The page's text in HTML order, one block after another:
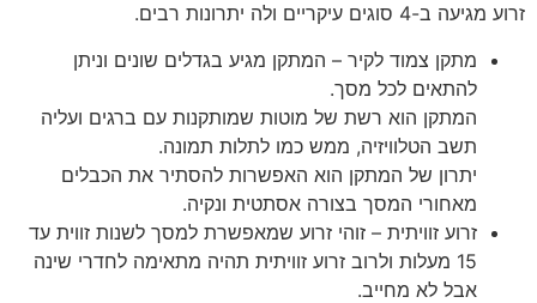
זרוע מגיעה ב-4 סוגים עיקריים ולה יתרונות רבים.
מתקן צמוד לקיר – המתקן מגיע בגדלים שונים וניתן
להתאים לכל מסך.
המתקן הוא רשת של מוטות שמותקנות עם ברגים ועליה
תשב הטלוויזיה, ממש כמו לתלות תמונה.
יתרון של המתקן הוא האפשרות להסתיר את הכבלים
מאחורי המסך בצורה אסתטית ונקיה.
זרוע זוויתית – זוהי זרוע שמאפשרת למסך לשנות זווית עד
15 מעלות ולרוב זרוע זוויתית תהיה מתאימה לחדרי שינה
אבל לא מחייב.